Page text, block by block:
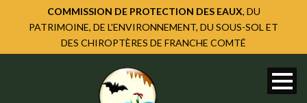
COMMISSION DE PROTECTION DES EAUX, DU
PATRIMOINE, DE L'ENVIRONNEMENT, DU SOUS-SOL ET
DES CHIROPTÈRES DE FRANCHE COMTÉ